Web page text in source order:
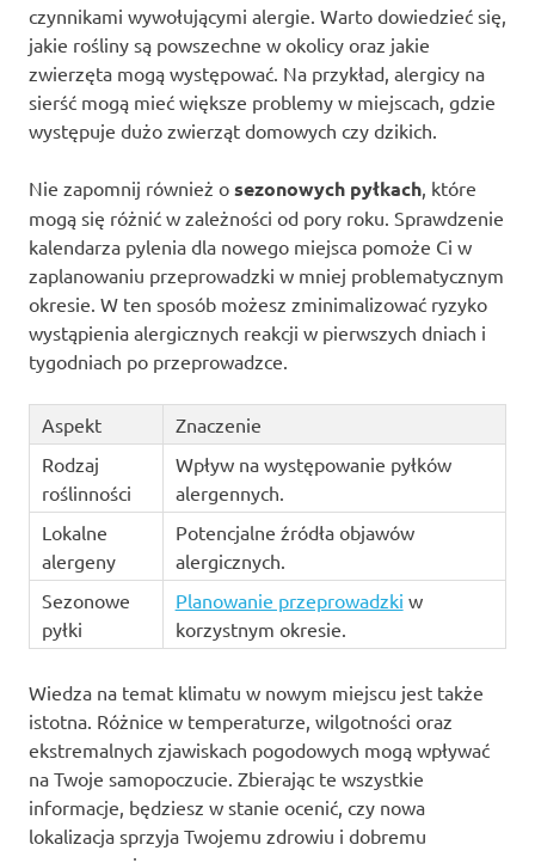
czynnikami wywołującymi alergie. Warto dowiedzieć się,
jakie rośliny są powszechne w okolicy oraz jakie
zwierzęta mogą występować. Na przykład, alergicy na
sierść mogą mieć większe problemy w miejscach, gdzie
występuje dużo zwierząt domowych czy dzikich.
Nie zapomnij również o sezonowych pyłkach , które
mogą się różnić w zależności od pory roku. Sprawdzenie
kalendarza pylenia dla nowego miejsca pomoże Ci w
zaplanowaniu przeprowadzki w mniej problematycznym
okresie. W ten sposób możesz zminimalizować ryzyko
wystąpienia alergicznych reakcji w pierwszych dniach i
tygodniach po przeprowadzce.
Aspekt
Znaczenie
Rodzaj
roślinności
Wpływ na występowanie pyłków
alergennych.
Lokalne
alergeny
Potencjalne źródła objawów
alergicznych.
Sezonowe
pyłki
Planowanie przeprowadzki w
korzystnym okresie.
Wiedza na temat klimatu w nowym miejscu jest także
istotna. Różnice w temperaturze, wilgotności oraz
ekstremalnych zjawiskach pogodowych mogą wpływać
na Twoje samopoczucie. Zbierając te wszystkie
informacje, będziesz w stanie ocenić, czy nowa
lokalizacja sprzyja Twojemu zdrowiu i dobremu